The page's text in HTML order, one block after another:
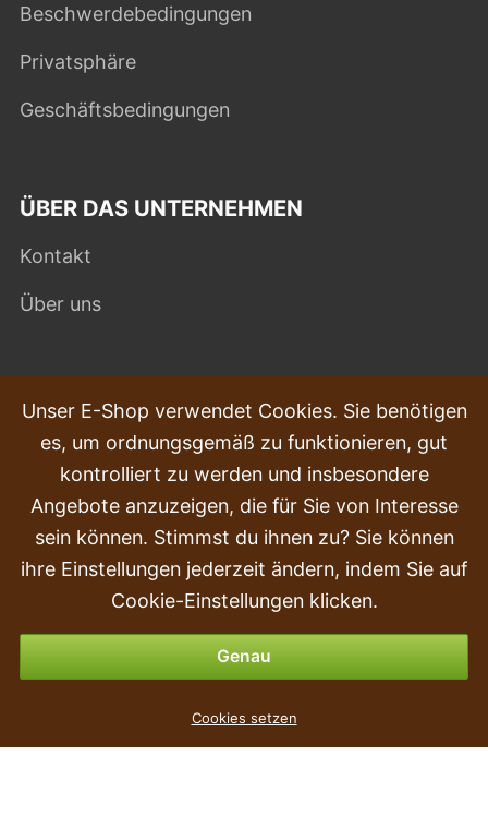
Beschwerdebedingungen
Privatsphäre
Geschäftsbedingungen
ÜBER DAS UNTERNEHMEN
Kontakt
Über uns
HÄUFIG GESTELLTE FRAGEN
Beschwerden
Transport und Lieferung
Kauf
Rückgabe & Erstattung
Zahlungsmöglichkeiten
Unser E-Shop verwendet Cookies. Sie benötigen
es, um ordnungsgemäß zu funktionieren, gut
kontrolliert zu werden und insbesondere
Angebote anzuzeigen, die für Sie von Interesse
sein können. Stimmst du ihnen zu? Sie können
ihre Einstellungen jederzeit ändern, indem Sie auf
Cookie-Einstellungen klicken.
Genau
Cookies setzen